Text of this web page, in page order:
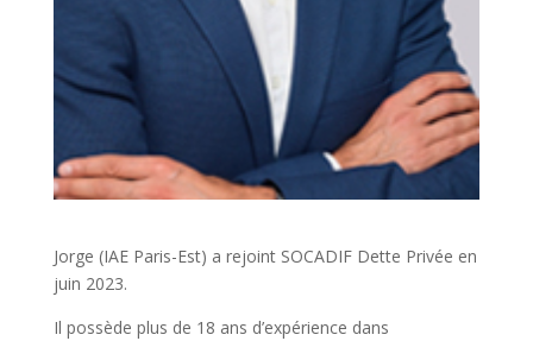
Jorge (IAE Paris-Est) a rejoint SOCADIF Dette Privée en
juin 2023.
Il possède plus de 18 ans d’expérience dans